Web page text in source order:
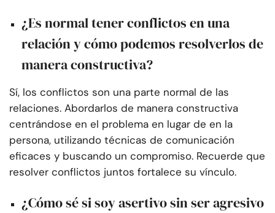
¿Es normal tener conflictos en una
relación y cómo podemos resolverlos de
manera constructiva?
Sí, los conflictos son una parte normal de las
relaciones. Abordarlos de manera constructiva
centrándose en el problema en lugar de en la
persona, utilizando técnicas de comunicación
eficaces y buscando un compromiso. Recuerde que
resolver conflictos juntos fortalece su vínculo.
¿Cómo sé si soy asertivo sin ser agresivo